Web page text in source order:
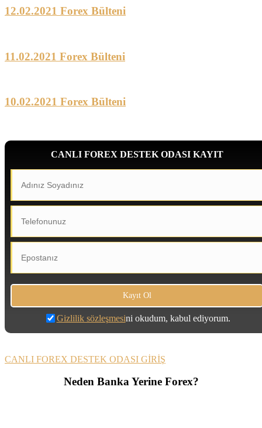
12.02.2021 Forex Bülteni
11.02.2021 Forex Bülteni
10.02.2021 Forex Bülteni
CANLI FOREX DESTEK ODASI KAYIT
Gizlilik sözleşmesini okudum, kabul ediyorum.
CANLI FOREX DESTEK ODASI GİRİŞ
Neden Banka Yerine Forex?